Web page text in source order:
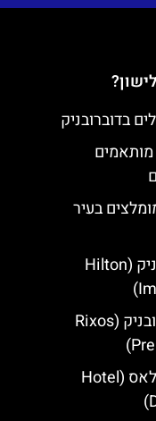
מותאמים
בעיר
מלון הילטון דוברובניק (Hilton
מלון ריקסוס בדוברובניק (Rixos
מלון דוברובניק פאלאס (Hotel